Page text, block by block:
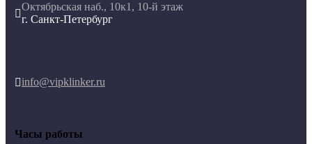

Октябрьская наб., 10к1, 10-й этаж
г. Санкт-Петербург
info@vipklinker.ru
Часы работы